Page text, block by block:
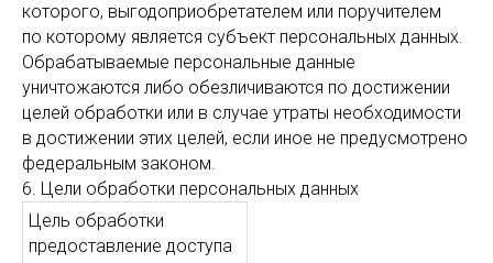
которого, выгодоприобретателем или поручителем
по которому является субъект персональных данных.
Обрабатываемые персональные данные
уничтожаются либо обезличиваются по достижении
целей обработки или в случае утраты необходимости
в достижении этих целей, если иное не предусмотрено
федеральным законом.
6. Цели обработки персональных данных
Цель обработки
предоставление доступа